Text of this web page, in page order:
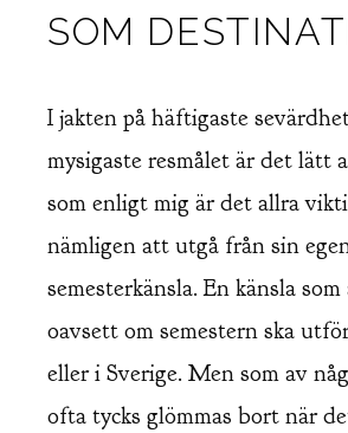
SOM
I jakten på häftigaste
mysigaste resmålet är det lätt
som enligt mig är det allra
nämligen att utgå från sin
semesterkänsla. En känsla
oavsett om semestern ska
eller i Sverige. Men som av
ofta tycks glömmas bort när